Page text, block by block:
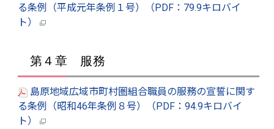
る条例（平成元年条例１号）（PDF：79.9キロバイ
ト）
第４章 服務
島原地域広域市町村圏組合職員の服務の宣誓に関す
る条例（昭和46年条例８号）（PDF：94.9キロバイ
ト）